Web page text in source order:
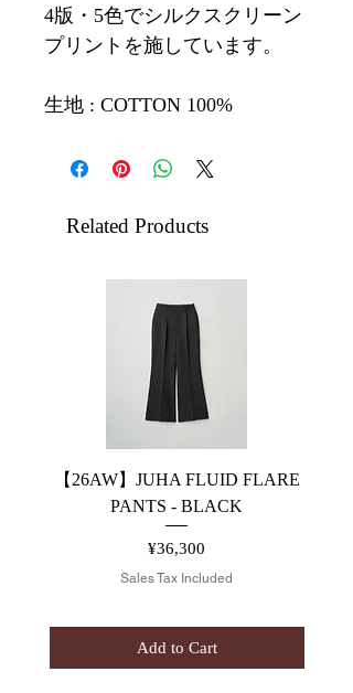
4版・5色でシルクスクリーン
プリントを施しています。
生地 : COTTON 100%
Related Products
【26AW】JUHA FLUID FLARE
PANTS - BLACK
Price
¥36,300
Sales Tax Included
Add to Cart